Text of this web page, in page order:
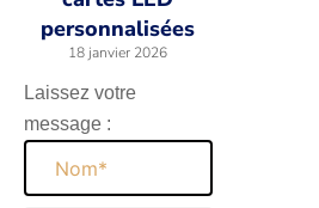
personnalisées
18 janvier 2026
Laissez votre
message :
Nom